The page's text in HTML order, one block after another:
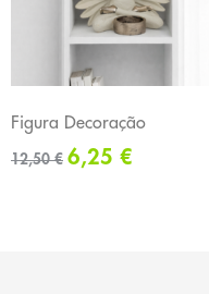
Figura Decoração
12,50€ 6,25 €